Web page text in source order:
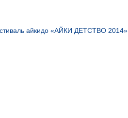
айкидо «АЙКИ ДЕТСТВО 2014»